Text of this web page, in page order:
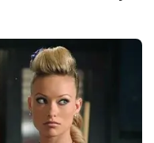
reserved